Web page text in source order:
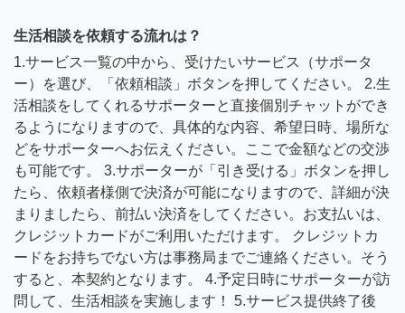
生活相談を依頼する流れは？
1.サービス一覧の中から、受けたいサービス（サポータ
ー）を選び、「依頼相談」ボタンを押してください。 2.生
活相談をしてくれるサポーターと直接個別チャットができ
るようになりますので、具体的な内容、希望日時、場所な
どをサポーターへお伝えください。ここで金額などの交渉
も可能です。 3.サポーターが「引き受ける」ボタンを押し
たら、依頼者様側で決済が可能になりますので、詳細が決
まりましたら、前払い決済をしてください。お支払いは、
クレジットカードがご利用いただけます。 クレジットカ
ードをお持ちでない方は事務局までご連絡ください。そう
すると、本契約となります。 4.予定日時にサポーターが訪
問して、生活相談を実施します！ 5.サービス提供終了後